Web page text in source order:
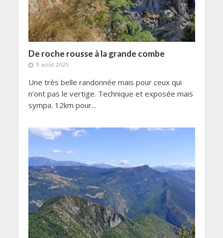
De roche rousse à la grande combe
9 août 2025
Une très belle randonnée mais pour ceux qui
n’ont pas le vertige. Technique et exposée mais
sympa. 12km pour...